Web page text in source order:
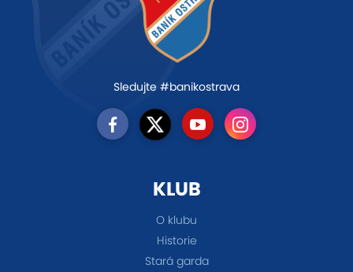
Sledujte #banikostrava
KLUB
O klubu
Historie
Stará garda